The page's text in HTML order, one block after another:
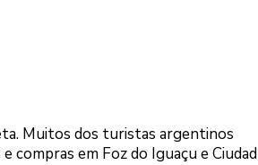
Muitos dos turistas argentinos
compras em Foz do Iguaçu e Ciudad